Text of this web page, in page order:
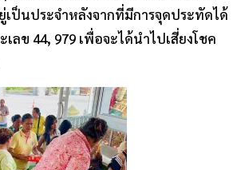
ป็นประจำหลังจากที่มีการจุดประทัดได้
เลข 44, 979 เพื่อจะได้นำไปเสี่ยงโชค